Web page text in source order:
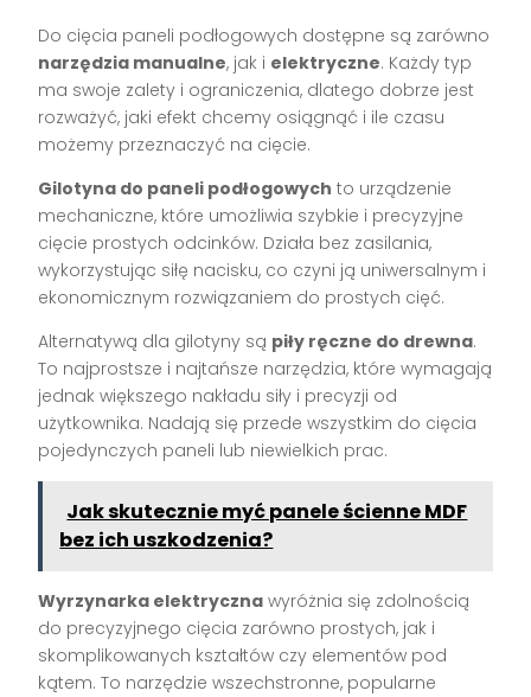
Do cięcia paneli podłogowych dostępne są zarówno
narzędzia manualne, jak i elektryczne. Każdy typ
ma swoje zalety i ograniczenia, dlatego dobrze jest
rozważyć, jaki efekt chcemy osiągnąć i ile czasu
możemy przeznaczyć na cięcie.
Gilotyna do paneli podłogowych to urządzenie
mechaniczne, które umożliwia szybkie i precyzyjne
cięcie prostych odcinków. Działa bez zasilania,
wykorzystując siłę nacisku, co czyni ją uniwersalnym i
ekonomicznym rozwiązaniem do prostych cięć.
Alternatywą dla gilotyny są piły ręczne do drewna.
To najprostsze i najtańsze narzędzia, które wymagają
jednak większego nakładu siły i precyzji od
użytkownika. Nadają się przede wszystkim do cięcia
pojedynczych paneli lub niewielkich prac.
Jak skutecznie myć panele ścienne MDF
bez ich uszkodzenia?
Wyrzynarka elektryczna wyróżnia się zdolnością
do precyzyjnego cięcia zarówno prostych, jak i
skomplikowanych kształtów czy elementów pod
kątem. To narzędzie wszechstronne, popularne